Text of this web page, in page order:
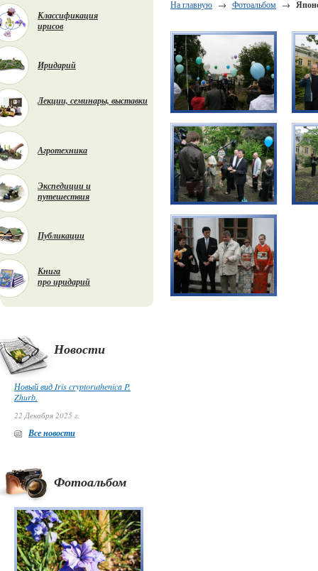
Классификация
ирисов
Иридарий
Лекции, семинары, выставки
Агротехника
Экспедиции и
путешествия
Публикации
Книга
про иридарий
Новости
Новый вид Iris cryptoruthenica P.
Zhurb.
22 Декабря 2025 г.
Все новости
Фотоальбом
На главную → Фотоальбом →